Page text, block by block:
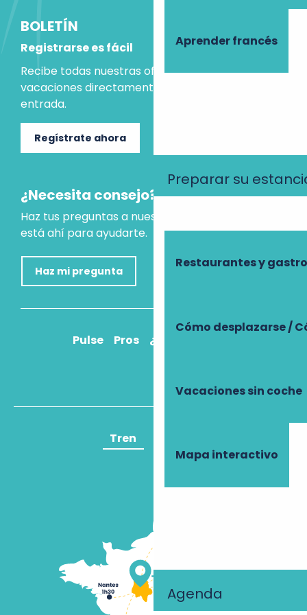
Aprender francés
Preparar su
Restaurantes y
Cómo desplazarse /
Vacaciones sin coche
Mapa interactivo
Agenda
BOLETÍN
Registrarse es fácil
Recibe todas nuestras ofertas e ideas para las
vacaciones directamente en tu bandeja de
entrada.
Regístrate ahora
¿Necesita consejo?
Haz tus preguntas a nuestro asistente virtual, que
está ahí para ayudarte.
Haz mi pregunta
Pulse Pros ¿Cómo llegar?
Tren